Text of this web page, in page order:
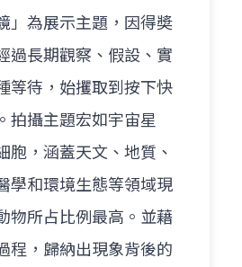
」為展示主題，因得奬
過長期觀察、假設、實
等待，始攫取到按下快
拍攝主題宏如宇宙星
胞，涵蓋天文、地質、
學和環境生態等領域現
物所占比例最高。並藉
程，歸納出現象背後的